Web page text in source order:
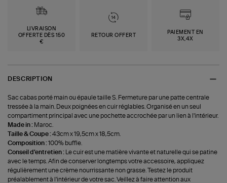
LIVRAISON
OFFERTE DÈS 150
€
RETOUR OFFERT
PAIEMENT EN
3X,4X
DESCRIPTION
Sac cabas porté main ou épaule taille S. Fermeture par une patte centrale
tressée à la main. Deux poignées en cuir réglables. Organisé en un seul
compartiment principal avec une pochette accrochée par un lien à l'intérieur.
Made in : Maroc.
Taille & Coupe :43cm x 19,5cm x 18,5cm.
Composition :100% buffle.
Conseil d'entretien :
Le cuir est une matière vivante et naturelle qui se patine
avec le temps. Afin de conserver longtemps votre accessoire, appliquez
régulièrement une crème nourrissante non grasse. Testez le produit
préalablement à l'intérieur de votre sac. Veillez à faire attention aux